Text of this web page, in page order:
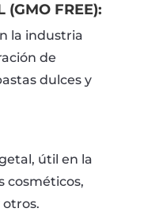
(GMO FREE):
la industria
de
dulces y
útil en la
cosméticos,